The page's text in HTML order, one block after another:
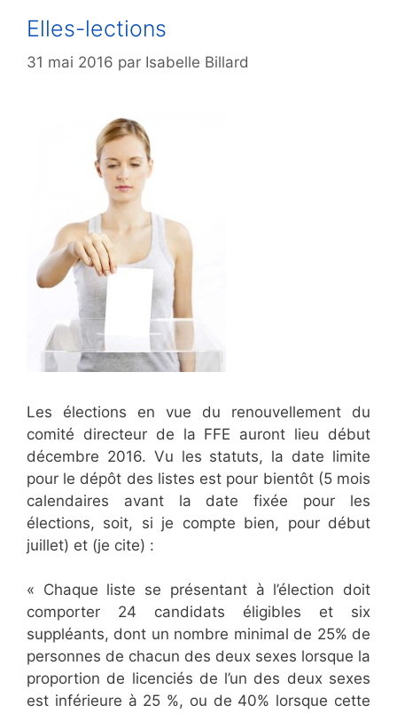
Elles-lections
31 mai 2016 par Isabelle Billard
Les élections en vue du renouvellement du
comité directeur de la FFE auront lieu début
décembre 2016. Vu les statuts, la date limite
pour le dépôt des listes est pour bientôt (5 mois
calendaires avant la date fixée pour les
élections, soit, si je compte bien, pour début
juillet) et (je cite) :
« Chaque liste se présentant à l’élection doit
comporter 24 candidats éligibles et six
suppléants, dont un nombre minimal de 25% de
personnes de chacun des deux sexes lorsque la
proportion de licenciés de l’un des deux sexes
est inférieure à 25 %, ou de 40% lorsque cette